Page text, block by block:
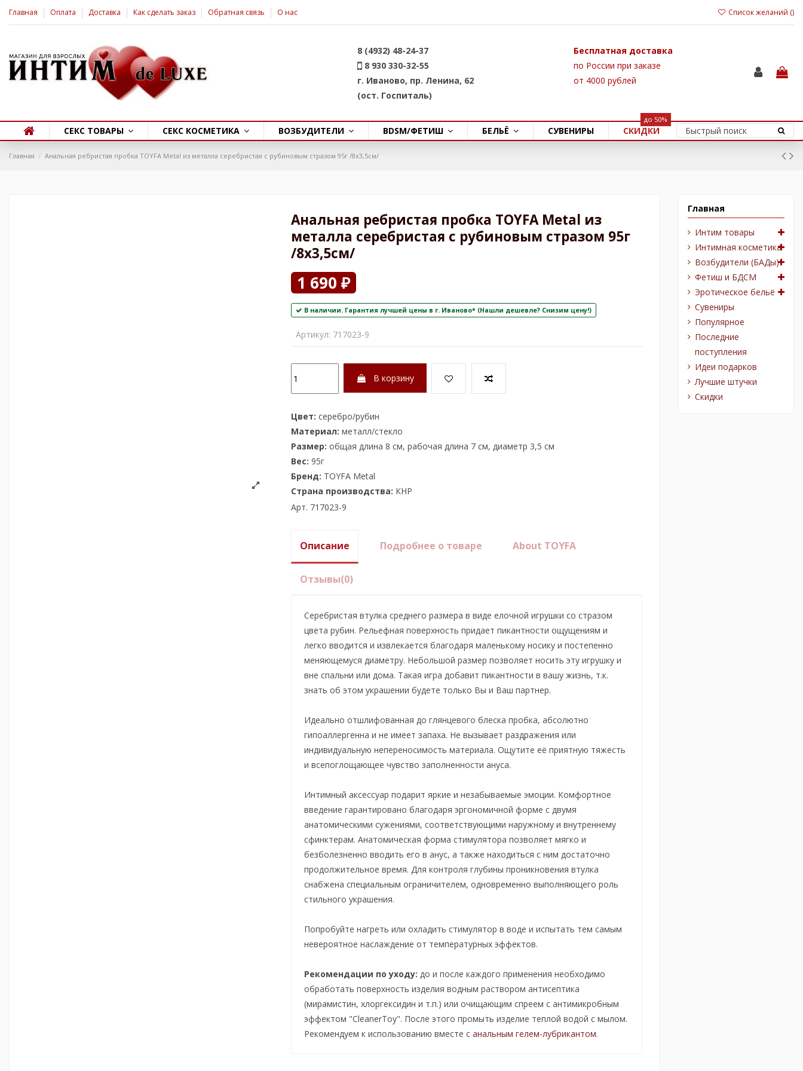
Главная Оплата Доставка Как сделать заказ Обратная связь О нас Список желаний ()
8 (4932) 48-24-37
8 930 330-32-55
г. Иваново, пр. Ленина, 62
(ост. Госпиталь)
Бесплатная доставка
по России при заказе
от 4000 рублей
СЕКС ТОВАРЫ СЕКС КОСМЕТИКА ВОЗБУДИТЕЛИ BDSM/ФЕТИШ БЕЛЬЁ СУВЕНИРЫ СКИДКИ
до 50%
Главная Анальная ребристая пробка TOYFA Metal из металла серебристая с рубиновым стразом 95г /8х3,5см/
Анальная ребристая пробка TOYFA Metal из
металла серебристая с рубиновым стразом 95г
/8х3,5см/
1 690 ₽
В наличии. Гарантия лучшей цены в г. Иваново* (Нашли дешевле? Снизим цену!)
Артикул: 717023-9
В корзину
Цвет: серебро/рубин
Материал: металл/стекло
Размер: общая длина 8 см, рабочая длина 7 см, диаметр 3,5 см
Вес: 95г
Бренд: TOYFA Metal
Страна производства: КНР
Арт. 717023-9
Описание Подробнее о товаре About TOYFA
Отзывы(0)
Серебристая втулка среднего размера в виде елочной игрушки со стразом
цвета рубин. Рельефная поверхность придает пикантности ощущениям и
легко вводится и извлекается благодаря маленькому носику и постепенно
меняющемуся диаметру. Небольшой размер позволяет носить эту игрушку и
вне спальни или дома. Такая игра добавит пикантности в вашу жизнь, т.к.
знать об этом украшении будете только Вы и Ваш партнер.
Идеально отшлифованная до глянцевого блеска пробка, абсолютно
гипоаллергенна и не имеет запаха. Не вызывает раздражения или
индивидуальную непереносимость материала. Ощутите её приятную тяжесть
и всепоглощающее чувство заполненности ануса.
Интимный аксессуар подарит яркие и незабываемые эмоции. Комфортное
введение гарантировано благодаря эргономичной форме с двумя
анатомическими сужениями, соответствующими наружному и внутреннему
сфинктерам. Анатомическая форма стимулятора позволяет мягко и
безболезненно вводить его в анус, а также находиться с ним достаточно
продолжительное время. Для контроля глубины проникновения втулка
снабжена специальным ограничителем, одновременно выполняющего роль
стильного украшения.
Попробуйте нагреть или охладить стимулятор в воде и испытать тем самым
невероятное наслаждение от температурных эффектов.
Рекомендации по уходу: до и после каждого применения необходимо
обработать поверхность изделия водным раствором антисептика
(мирамистин, хлоргексидин и т.п.) или очищающим спреем с антимикробным
эффектом "CleanerToy". После этого промыть изделие теплой водой с мылом.
Рекомендуем к использованию вместе с анальным гелем-лубрикантом.
Главная
Интим товары
Интимная косметика
Возбудители (БАДы)
Фетиш и БДСМ
Эротическое бельё
Сувениры
Популярное
Последние
поступления
Идеи подарков
Лучшие штучки
Скидки